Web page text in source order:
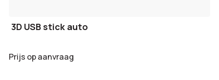
3D USB stick auto
Prijs op aanvraag